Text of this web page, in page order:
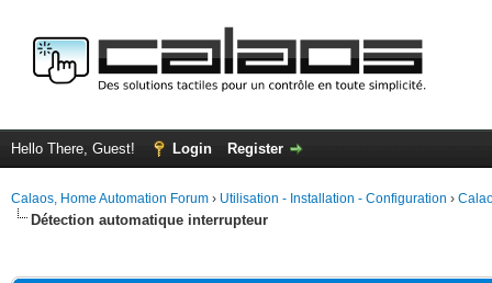
Hello There, Guest! Login Register
Calaos, Home Automation Forum › Utilisation - Installation - Configuration ›
Détection automatique interrupteur